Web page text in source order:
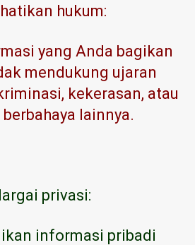
hukum:
yang Anda bagikan
mendukung ujaran
kekerasan, atau
lainnya.
privasi:
informasi pribadi